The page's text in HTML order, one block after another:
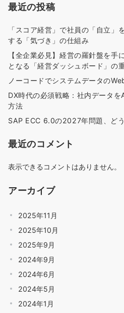
最近の投稿
「スコア経営」で社員の「自立」
する「気づき」の仕組み
【全企業必見】経営の羅針盤を手
となる「経営ダッシュボード」の
ノーコードでシステムデータの
DX時代の必須戦略：社内データ
方法
SAP ECC 6.0の2027年問題、ど
最近のコメント
表示できるコメントはありません。
アーカイブ
2025年11月
2025年10月
2025年9月
2024年9月
2024年6月
2024年5月
2024年1月